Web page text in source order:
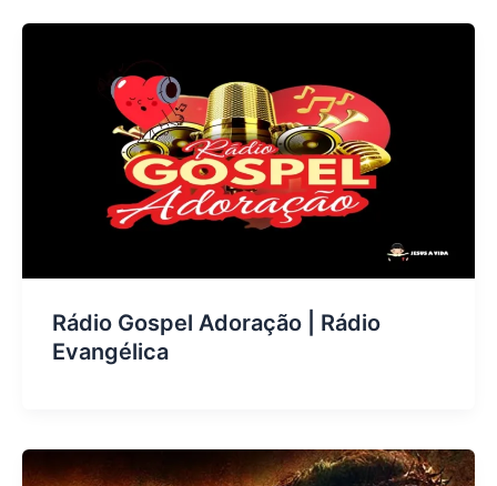
Rádio Gospel Adoração | Rádio
Evangélica